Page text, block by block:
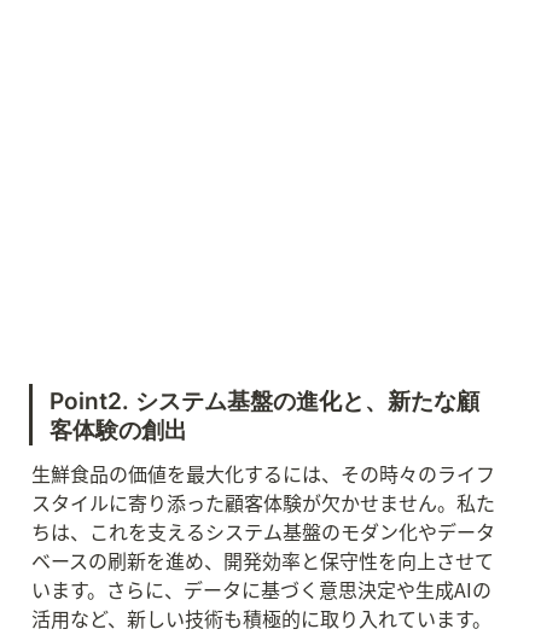
Point2. システム基盤の進化と、新たな顧
客体験の創出
生鮮食品の価値を最大化するには、その時々のライフ
スタイルに寄り添った顧客体験が欠かせません。私た
ちは、これを支えるシステム基盤のモダン化やデータ
ベースの刷新を進め、開発効率と保守性を向上させて
います。さらに、データに基づく意思決定や生成AIの
活用など、新しい技術も積極的に取り入れています。